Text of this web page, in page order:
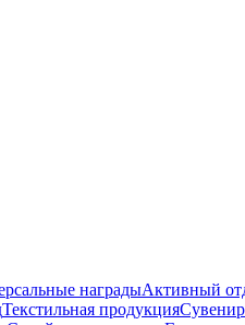
наградыАктивный
Текстильная продукция